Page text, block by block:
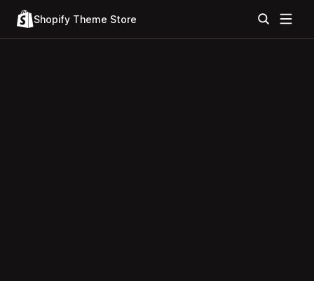
Shopify Theme Store